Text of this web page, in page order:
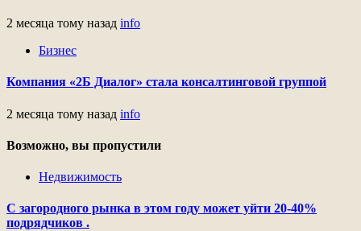
2 месяца тому назад info
Бизнес
Компания «2Б Диалог» стала консалтинговой группой
2 месяца тому назад info
Возможно, вы пропустили
Недвижимость
С загородного рынка в этом году может уйти 20-40%
подрядчиков .